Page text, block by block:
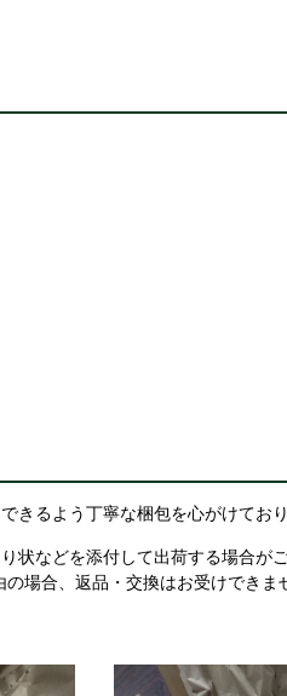
きるよう丁寧な梱包を心がけており
状などを添付して出荷する場合が
場合、返品・交換はお受けできま